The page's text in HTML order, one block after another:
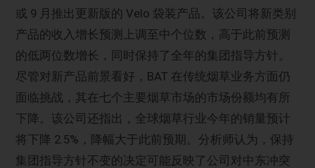
或 9 月推出更新版的 Velo 袋装产品。该公司将新类别
产品的收入增长预测上调至中个位数，高于此前预测
的低两位数增长，同时保持了全年的集团指导方针。
尽管对新产品前景看好，BAT 在传统烟草业务方面仍
面临挑战，其在七个主要烟草市场的市场份额均有所
下降。该公司还指出，全球烟草行业今年的销量预计
将下降 2.5%，降幅大于此前预期。分析师认为，保持
集团指导方针不变的决定可能反映了公司对中东冲突